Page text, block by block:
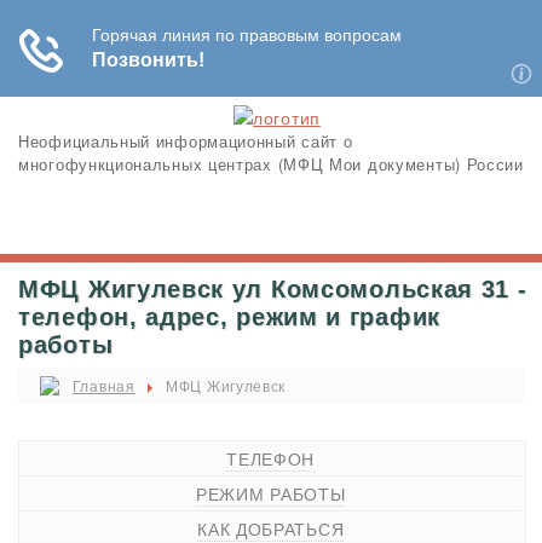
Неофициальный информационный сайт о
многофункциональных центрах (МФЦ Мои документы) России
МФЦ Жигулевск ул Комсомольская 31 -
телефон, адрес, режим и график
работы
Главная МФЦ Жигулевск
ТЕЛЕФОН
РЕЖИМ РАБОТЫ
КАК ДОБРАТЬСЯ